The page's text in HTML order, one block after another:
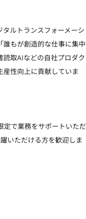
ルトランスフォーメーシ
誰もが創造的な仕事に集中
取AIなどの自社プロダク
産性向上に貢献していま
定で業務をサポートいただ
いただける方を歓迎しま